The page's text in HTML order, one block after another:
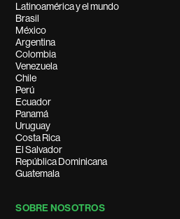
Latinoamérica y el mundo
Brasil
México
Argentina
Colombia
Venezuela
Chile
Perú
Ecuador
Panamá
Uruguay
Costa Rica
El Salvador
República Dominicana
Guatemala
SOBRE NOSOTROS